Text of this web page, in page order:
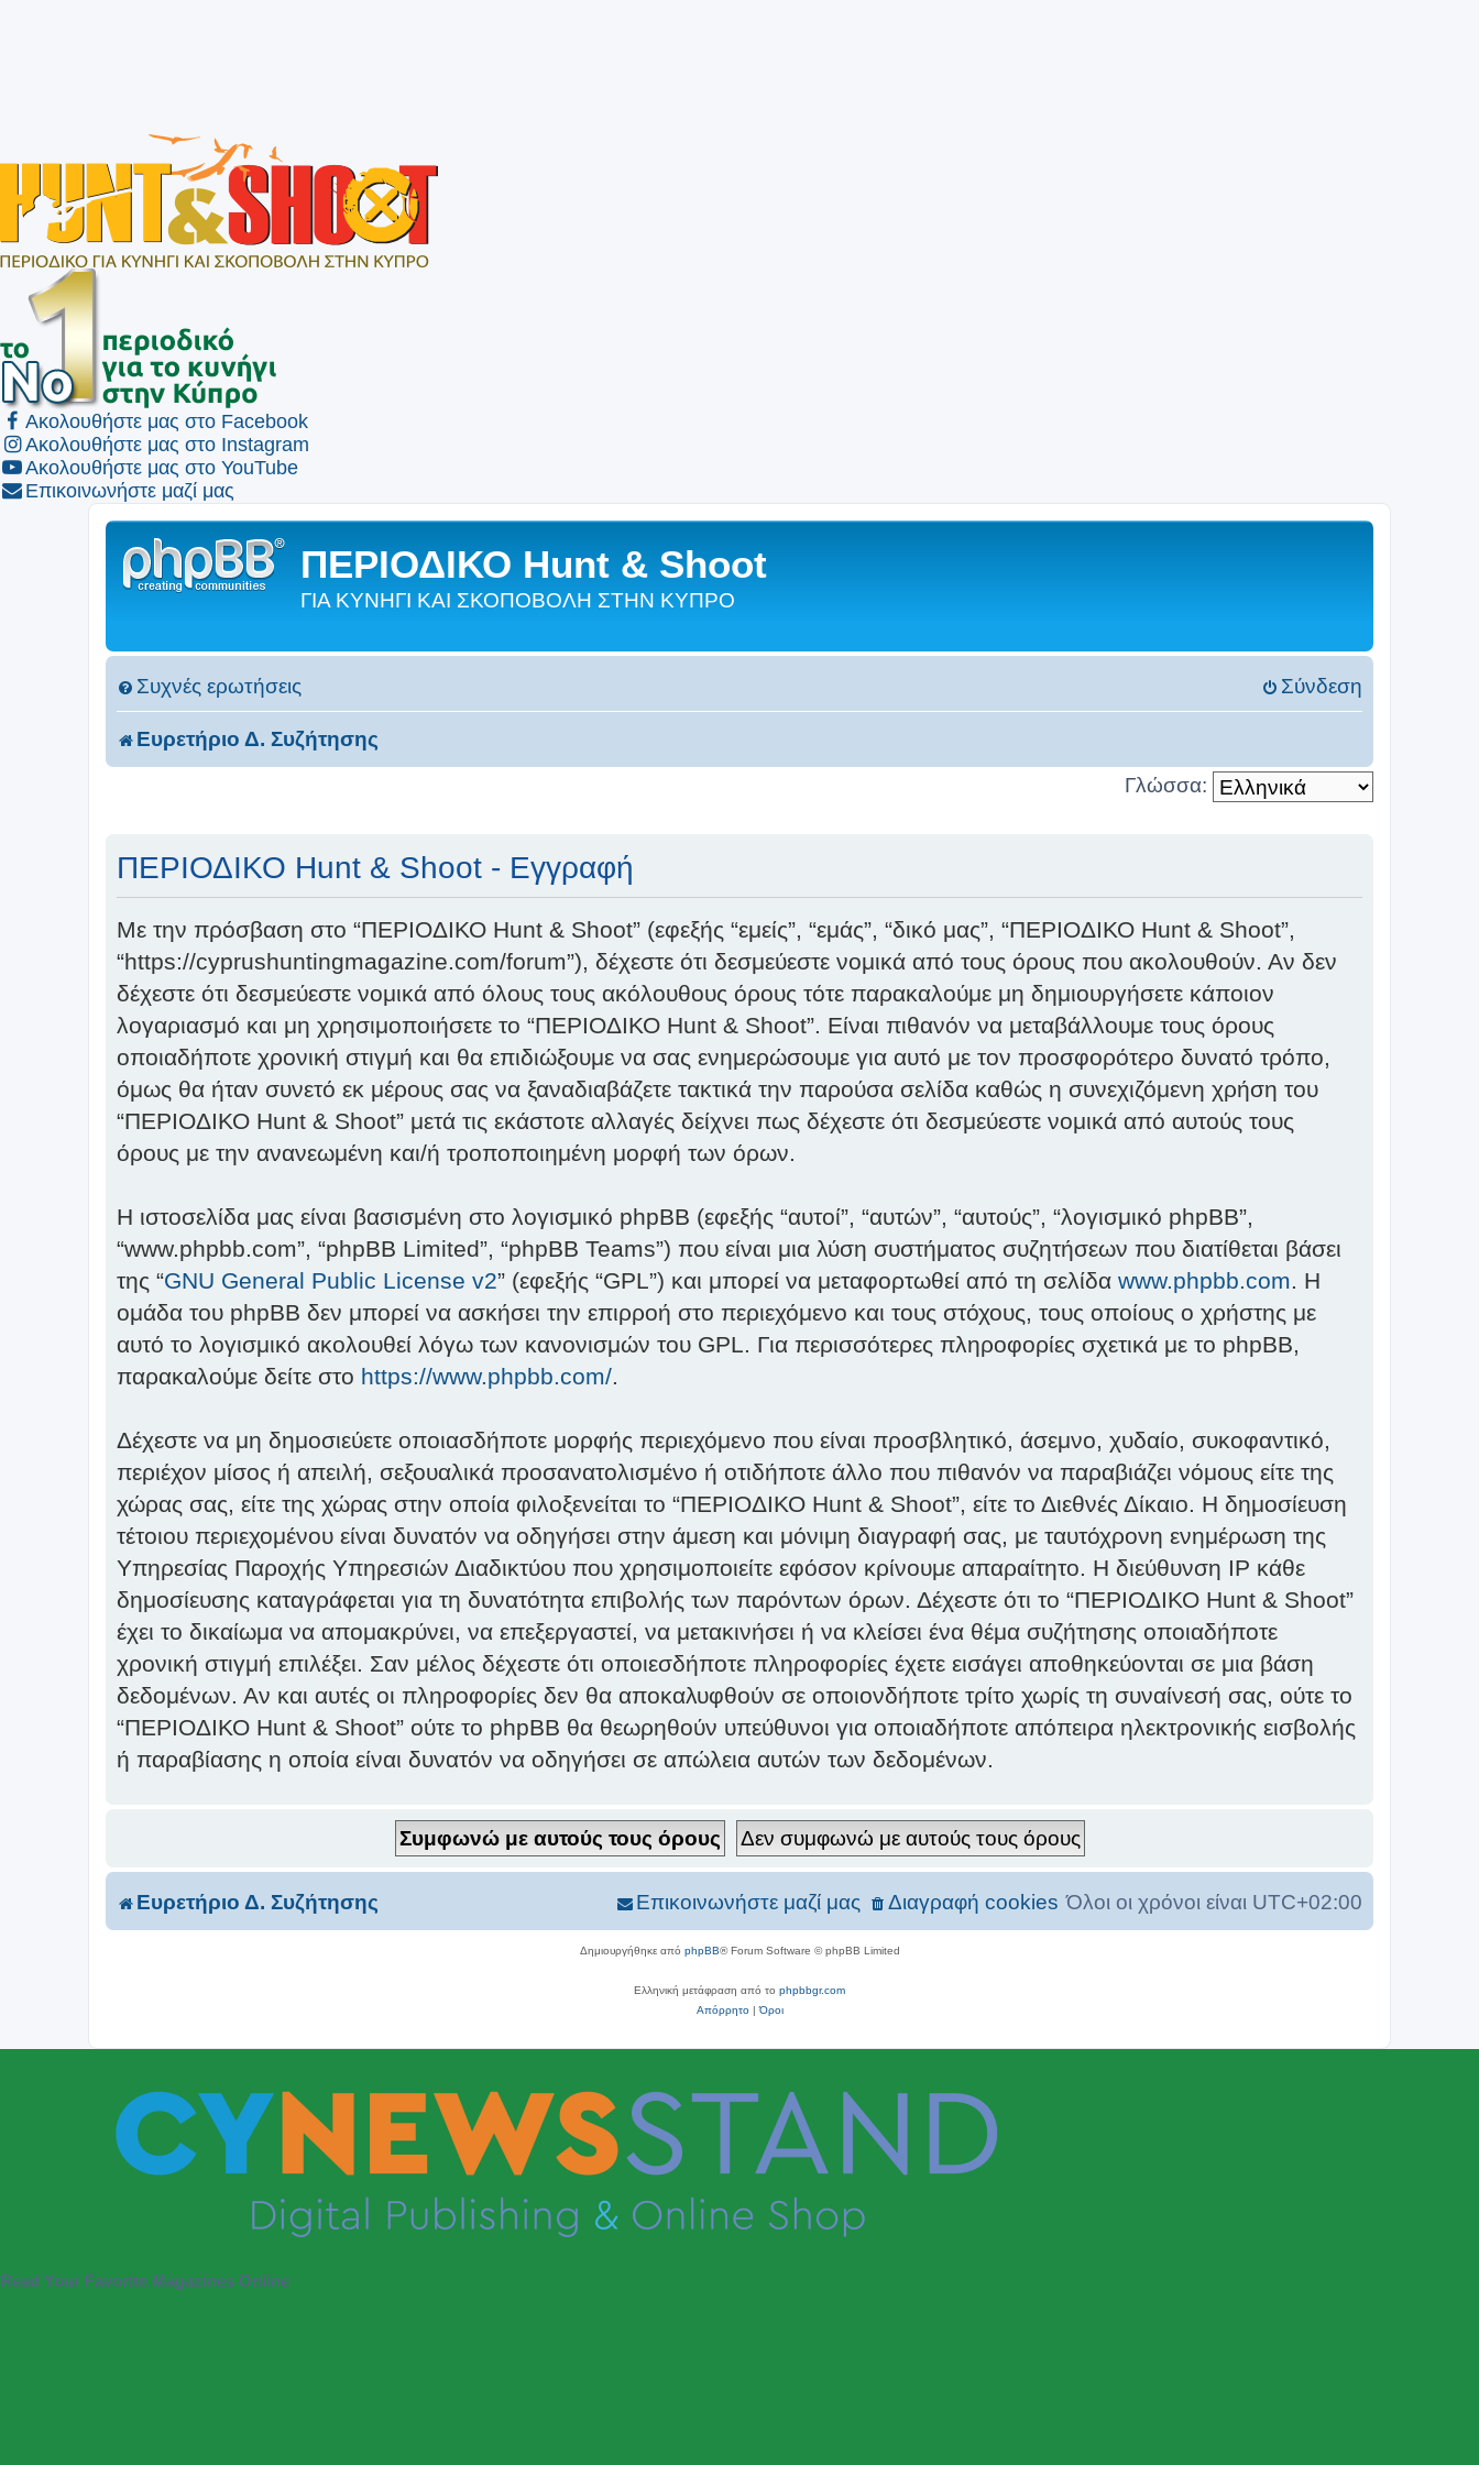
Ακολουθήστε μας στο Facebook
Ακολουθήστε μας στο Instagram
Ακολουθήστε μας στο YouTube
Επικοινωνήστε μαζί μας
ΠΕΡΙΟΔΙΚΟ Hunt & Shoot
ΓΙΑ ΚΥΝΗΓΙ ΚΑΙ ΣΚΟΠΟΒΟΛΗ ΣΤΗΝ ΚΥΠΡΟ
Συχνές ερωτήσεις Σύνδεση
Ευρετήριο Δ. Συζήτησης
Γλώσσα:
ΠΕΡΙΟΔΙΚΟ Hunt & Shoot - Εγγραφή
Με την πρόσβαση στο “ΠΕΡΙΟΔΙΚΟ Hunt & Shoot” (εφεξής “εμείς”, “εμάς”, “δικό μας”, “ΠΕΡΙΟΔΙΚΟ Hunt & Shoot”,
“https://cyprushuntingmagazine.com/forum”), δέχεστε ότι δεσμεύεστε νομικά από τους όρους που ακολουθούν. Αν δεν
δέχεστε ότι δεσμεύεστε νομικά από όλους τους ακόλουθους όρους τότε παρακαλούμε μη δημιουργήσετε κάποιον
λογαριασμό και μη χρησιμοποιήσετε το “ΠΕΡΙΟΔΙΚΟ Hunt & Shoot”. Είναι πιθανόν να μεταβάλλουμε τους όρους
οποιαδήποτε χρονική στιγμή και θα επιδιώξουμε να σας ενημερώσουμε για αυτό με τον προσφορότερο δυνατό τρόπο,
όμως θα ήταν συνετό εκ μέρους σας να ξαναδιαβάζετε τακτικά την παρούσα σελίδα καθώς η συνεχιζόμενη χρήση του
“ΠΕΡΙΟΔΙΚΟ Hunt & Shoot” μετά τις εκάστοτε αλλαγές δείχνει πως δέχεστε ότι δεσμεύεστε νομικά από αυτούς τους
όρους με την ανανεωμένη και/ή τροποποιημένη μορφή των όρων.
Η ιστοσελίδα μας είναι βασισμένη στο λογισμικό phpBB (εφεξής “αυτοί”, “αυτών”, “αυτούς”, “λογισμικό phpBB”,
“www.phpbb.com”, “phpBB Limited”, “phpBB Teams”) που είναι μια λύση συστήματος συζητήσεων που διατίθεται βάσει
της “GNU General Public License v2” (εφεξής “GPL”) και μπορεί να μεταφορτωθεί από τη σελίδα www.phpbb.com. Η
ομάδα του phpBB δεν μπορεί να ασκήσει την επιρροή στο περιεχόμενο και τους στόχους, τους οποίους ο χρήστης με
αυτό το λογισμικό ακολουθεί λόγω των κανονισμών του GPL. Για περισσότερες πληροφορίες σχετικά με το phpBB,
παρακαλούμε δείτε στο https://www.phpbb.com/.
Δέχεστε να μη δημοσιεύετε οποιασδήποτε μορφής περιεχόμενο που είναι προσβλητικό, άσεμνο, χυδαίο, συκοφαντικό,
περιέχον μίσος ή απειλή, σεξουαλικά προσανατολισμένο ή οτιδήποτε άλλο που πιθανόν να παραβιάζει νόμους είτε της
χώρας σας, είτε της χώρας στην οποία φιλοξενείται το “ΠΕΡΙΟΔΙΚΟ Hunt & Shoot”, είτε το Διεθνές Δίκαιο. Η δημοσίευση
τέτοιου περιεχομένου είναι δυνατόν να οδηγήσει στην άμεση και μόνιμη διαγραφή σας, με ταυτόχρονη ενημέρωση της
Υπηρεσίας Παροχής Υπηρεσιών Διαδικτύου που χρησιμοποιείτε εφόσον κρίνουμε απαραίτητο. Η διεύθυνση IP κάθε
δημοσίευσης καταγράφεται για τη δυνατότητα επιβολής των παρόντων όρων. Δέχεστε ότι το “ΠΕΡΙΟΔΙΚΟ Hunt & Shoot”
έχει το δικαίωμα να απομακρύνει, να επεξεργαστεί, να μετακινήσει ή να κλείσει ένα θέμα συζήτησης οποιαδήποτε
χρονική στιγμή επιλέξει. Σαν μέλος δέχεστε ότι οποιεσδήποτε πληροφορίες έχετε εισάγει αποθηκεύονται σε μια βάση
δεδομένων. Αν και αυτές οι πληροφορίες δεν θα αποκαλυφθούν σε οποιονδήποτε τρίτο χωρίς τη συναίνεσή σας, ούτε το
“ΠΕΡΙΟΔΙΚΟ Hunt & Shoot” ούτε το phpBB θα θεωρηθούν υπεύθυνοι για οποιαδήποτε απόπειρα ηλεκτρονικής εισβολής
ή παραβίασης η οποία είναι δυνατόν να οδηγήσει σε απώλεια αυτών των δεδομένων.
Ευρετήριο Δ. Συζήτησης Όλοι οι χρόνοι είναι UTC+02:00
Διαγραφή cookies
Επικοινωνήστε μαζί μας
Δημιουργήθηκε από phpBB® Forum Software © phpBB Limited
Ελληνική μετάφραση από το phpbbgr.com
Απόρρητο|Όροι
Read Your Favorite Magazines Online